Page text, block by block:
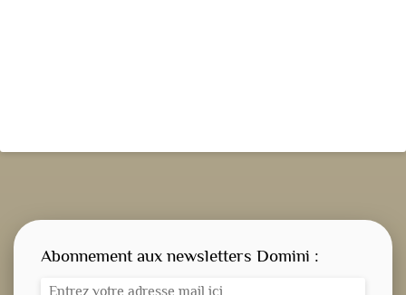
Abonnement aux newsletters Domini :